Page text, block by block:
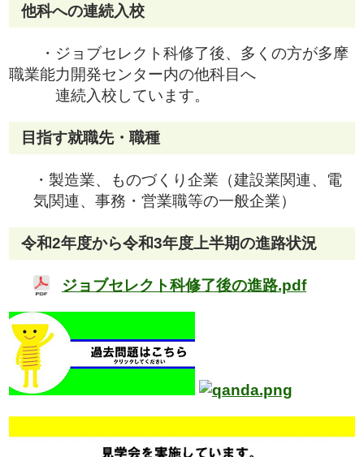
他科への連続入校
・ジョブセレクト科修了後、多くの方が多摩
職業能力開発センター内の他科目へ
連続入校しています。
目指す就職先・職種
・製造業、ものづくり企業（建設業関連、電
気関連、事務・営業職等の一般企業）
令和2年度から令和3年度上半期の進路状況
ジョブセレクト科修了後の進路.pdf